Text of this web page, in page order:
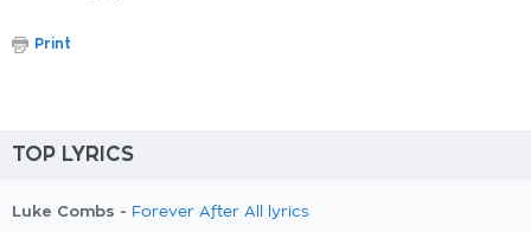
Print
TOP LYRICS
Luke Combs - Forever After All lyrics